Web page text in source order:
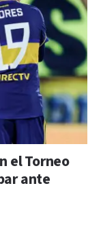
el Torneo
ante